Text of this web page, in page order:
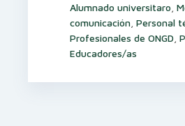
Alumnado universitaro
comunicación Personal
Profesionales de ONGD
Educadores/as